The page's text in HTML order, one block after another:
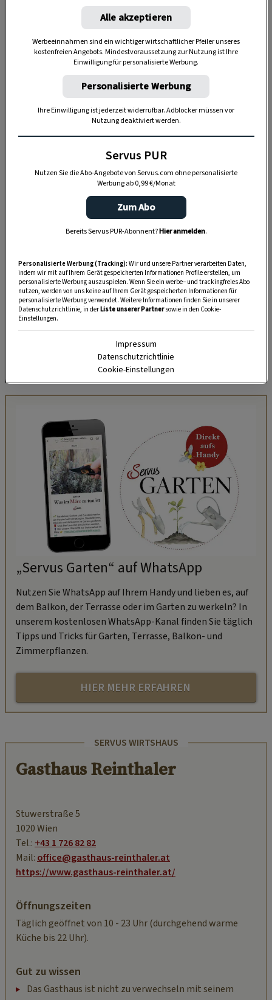
Alt-Wiener Suppeneintopf
Schweinsbraten
Geröstete oder gebratene Leber
Fiakergulasch
Wiener Schnitzel vom Schwein
Kaiserschmarren
Palatschinken
Innen wie außen echt wienerisch, das Gasthaus Reinthaler
„Servus Garten“ auf WhatsApp
Nutzen Sie WhatsApp auf Ihrem Handy und lieben es, auf
dem Balkon, der Terrasse oder im Garten zu werkeln? In
unserem kostenlosen WhatsApp-Kanal finden Sie täglich
Tipps und Tricks für Garten, Terrasse, Balkon- und
Zimmerpflanzen.
HIER MEHR ERFAHREN
SERVUS WIRTSHAUS
Gasthaus Reinthaler
Stuwerstraße 5
1020 Wien
Tel.:+43 1 726 82 82
Mail: office@gasthaus-reinthaler.at
https://www.gasthaus-reinthaler.at/
Öffnungszeiten
Täglich geöffnet von 10 - 23 Uhr (durchgehend warme
Küche bis 22 Uhr).
Gut zu wissen
Das Gasthaus ist nicht zu verwechseln mit seinem
Alle akzeptieren
Werbeeinnahmen sind ein wichtiger wirtschaftlicher Pfeiler unseres
kostenfreien Angebots. Mindestvoraussetzung zur Nutzung ist Ihre
Einwilligung für personalisierte Werbung.
Personalisierte Werbung
Ihre Einwilligung ist jederzeit widerrufbar. Adblocker müssen vor
Nutzung deaktiviert werden.
Servus PUR
Nutzen Sie die Abo-Angebote von Servus.com ohne personalisierte
Werbung ab 0,99 €/Monat
Zum Abo
Bereits Servus PUR-Abonnent?Hier anmelden.
Personalisierte Werbung (Tracking): Wir und unsere Partner verarbeiten Daten,
indem wir mit auf Ihrem Gerät gespeicherten Informationen Profile erstellen, um
personalisierte Werbung auszuspielen. Wenn Sie ein werbe– und trackingfreies Abo
nutzen, werden von uns keine auf Ihrem Gerät gespeicherten Informationen für
personalisierte Werbung verwendet. Weitere Informationen finden Sie in unserer
Datenschutzrichtlinie, in derListe unserer Partnersowie in den Cookie-
Einstellungen.
Impressum
Datenschutzrichtlinie
Cookie-Einstellungen